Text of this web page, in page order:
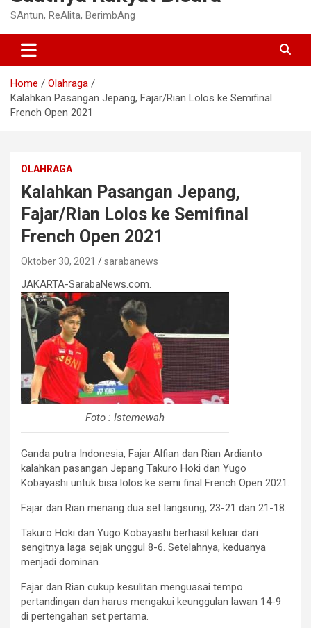
SAntun, ReAlita, BerimbAng
Home
Olahraga
Kalahkan Pasangan Jepang, Fajar/Rian Lolos ke Semifinal
French Open 2021
OLAHRAGA
Kalahkan Pasangan Jepang,
Fajar/Rian Lolos ke Semifinal
French Open 2021
Oktober 30, 2021 sarabanews
JAKARTA-SarabaNews.com.
Foto : Istemewah
Ganda putra Indonesia, Fajar Alfian dan Rian Ardianto
kalahkan pasangan Jepang Takuro Hoki dan Yugo
Kobayashi untuk bisa lolos ke semi final French Open 2021.
Fajar dan Rian menang dua set langsung, 23-21 dan 21-18.
Takuro Hoki dan Yugo Kobayashi berhasil keluar dari
sengitnya laga sejak unggul 8-6. Setelahnya, keduanya
menjadi dominan.
Fajar dan Rian cukup kesulitan menguasai tempo
pertandingan dan harus mengakui keunggulan lawan 14-9
di pertengahan set pertama.